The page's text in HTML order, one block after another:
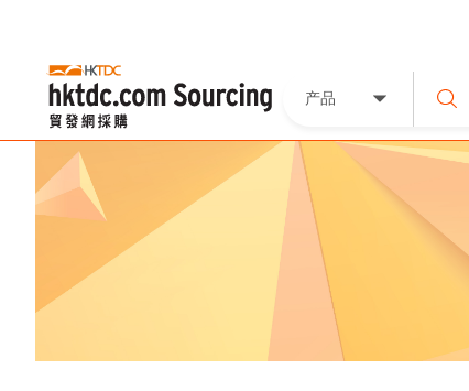
产品